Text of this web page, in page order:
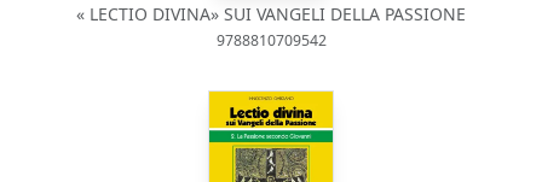
« LECTIO DIVINA» SUI VANGELI DELLA PASSIONE
9788810709542